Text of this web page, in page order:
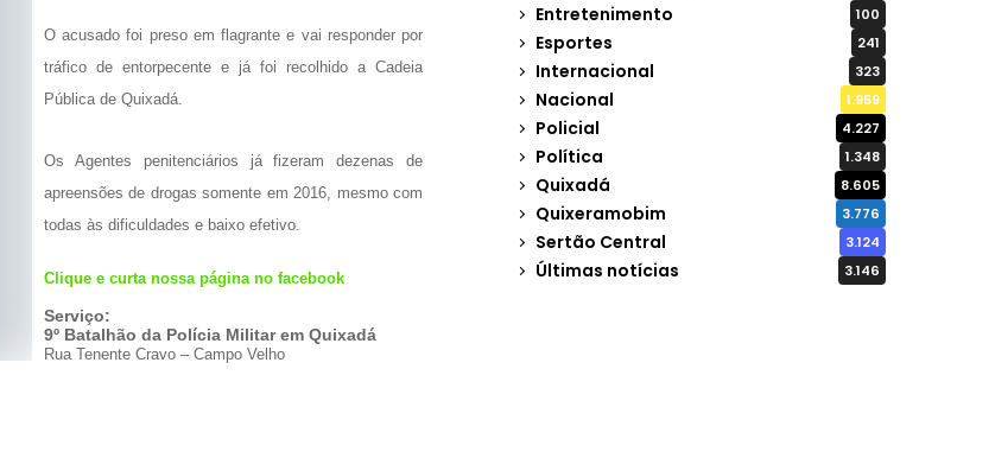
O acusado foi preso em flagrante e vai responder por
tráfico de entorpecente e já foi recolhido a Cadeia
Pública de Quixadá.
Os Agentes penitenciários já fizeram dezenas de
apreensões de drogas somente em 2016, mesmo com
todas às dificuldades e baixo efetivo.
Clique e curta nossa página no facebook
Serviço:
9º Batalhão da Polícia Militar em Quixadá
Rua Tenente Cravo – Campo Velho
Entretenimento 100
Esportes 241
Internacional 323
Nacional 1.959
Policial 4.227
Política 1.348
Quixadá 8.605
Quixeramobim 3.776
Sertão Central 3.124
Últimas notícias 3.146